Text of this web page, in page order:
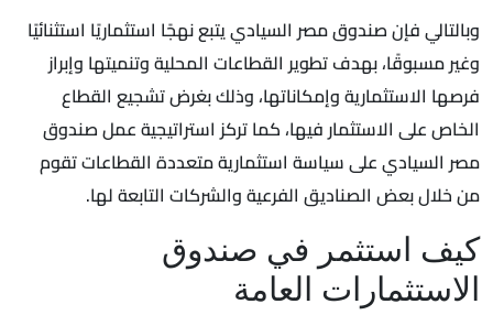
وبالتالي فإن صندوق مصر السيادي يتبع نهجًا استثماريًا استثنائيًا
وغير مسبوقًا، بهدف تطوير القطاعات المحلية وتنميتها وإبراز
فرصها الاستثمارية وإمكاناتها، وذلك بغرض تشجيع القطاع
الخاص على الاستثمار فيها، كما تركز استراتيجية عمل صندوق
مصر السيادي على سياسة استثمارية متعددة القطاعات تقوم
من خلال بعض الصناديق الفرعية والشركات التابعة لها.
كيف استثمر في صندوق
الاستثمارات العامة